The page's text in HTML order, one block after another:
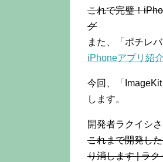
これで完璧！
グ
また、「ポチレ
iPhoneアプリ紹
今回、「
します。
開発者ラクイシ
これまで開発し
り消します | ラク